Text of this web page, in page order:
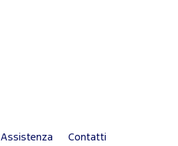
Assistenza Contatti